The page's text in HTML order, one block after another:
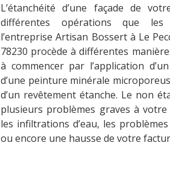
L’étanchéité d’une façade de
différentes opérations que les
l’entreprise Artisan Bossert à Le
78230 procède à différentes
à commencer par l’application
d’une peinture minérale
d’un revêtement étanche. Le non
plusieurs problèmes graves à
les infiltrations d’eau, les
ou encore une hausse de votre